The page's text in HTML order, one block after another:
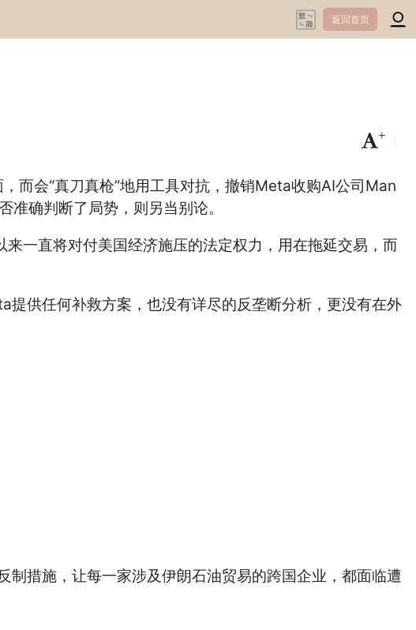
返回首页
+
而会“真刀真枪”地用工具对抗，撤销Meta收购AI公司Man
准确判断了局势，则另当别论。
一直将对付美国经济施压的法定权力，用在拖延交易，而
供任何补救方案，也没有详尽的反垄断分析，更没有在外
措施，让每一家涉及伊朗石油贸易的跨国企业，都面临遭